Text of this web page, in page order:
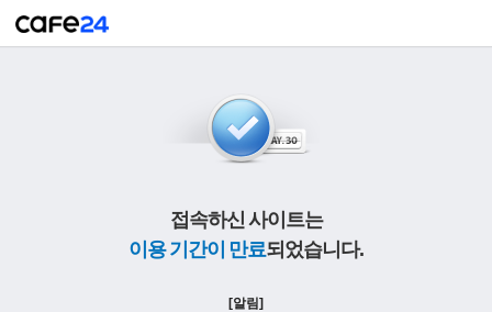
접속하신 사이트는
이용 기간이 만료되었습니다.
[알림]